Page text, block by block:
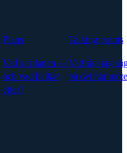
Plans
Vad är planen —
och vad halkar
efter?
Talking points
Vad ska jag
på det här